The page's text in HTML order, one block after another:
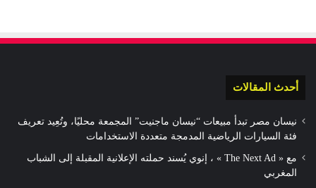
أحدث المقالات
نيسان مصر تبدأ مبيعات “نيسان ماجنيت” المجمعة محليًا، وتُعِيد تعريف
فئة السيارات الرياضية المدمجة متعددة الاستخدامات
مع « The Next Ad » ، إنوي يُسند حملته الإعلانية المقبلة إلى الشباب
المغربي